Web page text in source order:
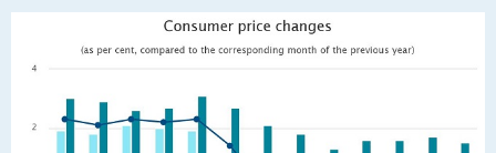
Советы юриста
Балтия - СНГ
Люди дела